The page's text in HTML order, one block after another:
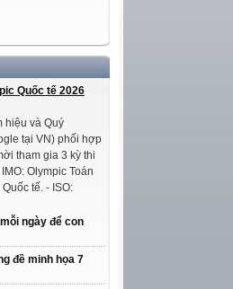
Quốc tế 2026
hiệu và Quý
tại VN) phối hợp
tham gia 3 kỳ thi
Olympic Toán
tế. - ISO:
ngày để con
đề minh họa 7